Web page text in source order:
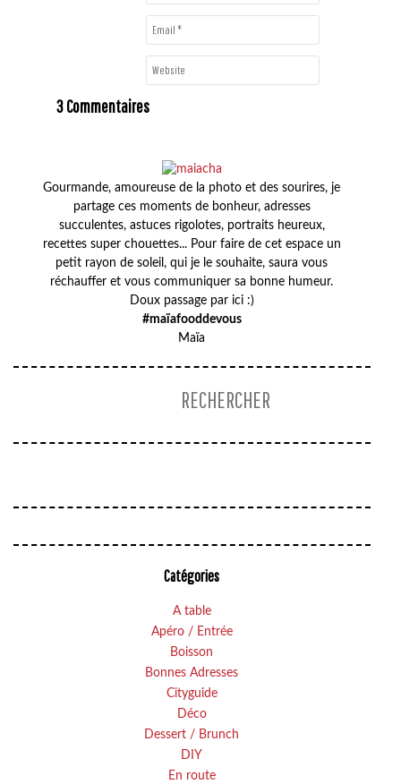
3 Commentaires
Gourmande, amoureuse de la photo et des sourires, je
partage ces moments de bonheur, adresses
succulentes, astuces rigolotes, portraits heureux,
recettes super chouettes... Pour faire de cet espace un
petit rayon de soleil, qui je le souhaite, saura vous
réchauffer et vous communiquer sa bonne humeur.
Doux passage par ici :)
#maïafooddevous
Maïa
Catégories
A table
Apéro / Entrée
Boisson
Bonnes Adresses
Cityguide
Déco
Dessert / Brunch
DIY
En route